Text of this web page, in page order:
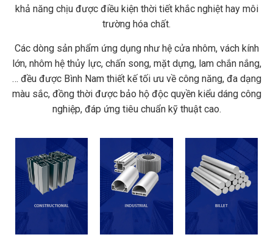
khả năng chịu được điều kiện thời tiết khắc nghiệt hay môi
trường hóa chất.
Các dòng sản phẩm ứng dụng như hệ cửa nhôm, vách kính
lớn, nhôm hệ thủy lực, chấn song, mặt dựng, lam chắn nắng,
… đều được Bình Nam thiết kế tối ưu về công năng, đa dạng
màu sắc, đồng thời được bảo hộ độc quyền kiểu dáng công
nghiệp, đáp ứng tiêu chuẩn kỹ thuật cao.